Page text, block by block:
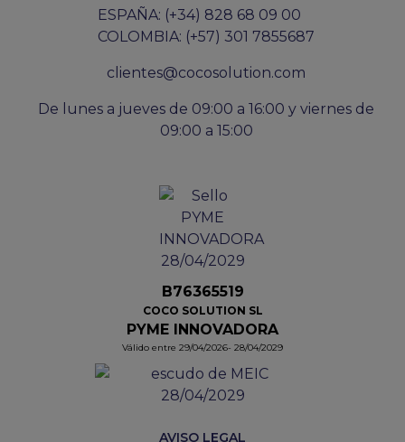
ESPAÑA: (+34) 828 68 09 00
COLOMBIA: (+57) 301 7855687
clientes@cocosolution.com
De lunes a jueves de 09:00 a 16:00 y viernes de
09:00 a 15:00
B76365519
COCO SOLUTION SL
PYME INNOVADORA
Válido entre 29/04/2026- 28/04/2029
AVISO LEGAL